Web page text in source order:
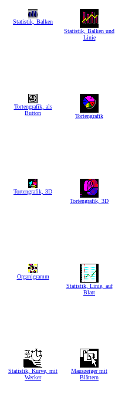
Statistik, Balken
Statistik, Balken und
Linie
Tortengrafik, als
Button
Tortengrafik
Tortengrafik, 3D
Tortengrafik, 3D
Organigramm
Statistik, Linie, auf
Blatt
Statistik, Kurve, mit
Wecker
Mauszeiger mit
Blättern